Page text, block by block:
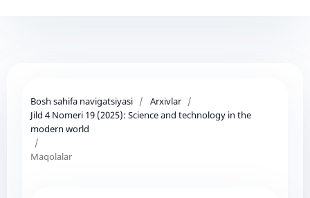
Bosh sahifa navigatsiyasi / Arxivlar /
Jild 4 Nomeri 19 (2025): Science and technology in the
modern world
/
Maqolalar